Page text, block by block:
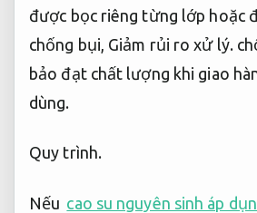
được bọc riêng từng lớp hoặc
chống bụi, Giảm rủi ro xử lý.
bảo đạt chất lượng khi giao
dùng.
Quy trình.
Nếu cao su nguyên sinh áp